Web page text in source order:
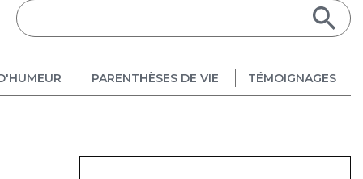
PARENTHÈSES DE VIE TÉMOIGNAGES